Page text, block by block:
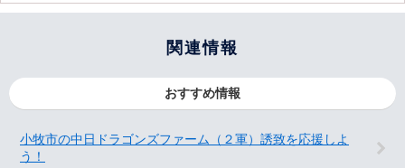
関連情報
おすすめ情報
小牧市の中日ドラゴンズファーム（２軍）誘致を応援しよ
う！